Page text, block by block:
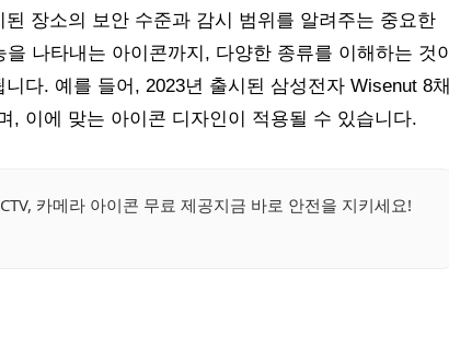
장소의 보안 수준과 감시 범위를 알려주는 중요한
나타내는 아이콘까지, 다양한 종류를 이해하는 것이
다. 예를 들어, 2023년 출시된 삼성전자 Wisenut 8채
, 이에 맞는 아이콘 디자인이 적용될 수 있습니다.
카메라 아이콘 무료 제공지금 바로 안전을 지키세요!